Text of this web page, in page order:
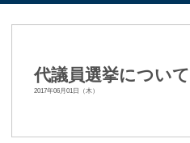
代議員選挙につい
2017年06月01日（木）
公益社団法人日本生化学会